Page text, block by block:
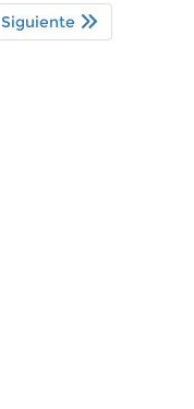
Siguiente